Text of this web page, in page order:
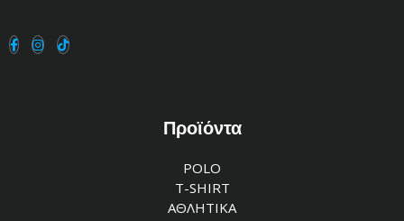
Προϊόντα
POLO
T-SHIRT
ΑΘΛΗΤΙΚΑ